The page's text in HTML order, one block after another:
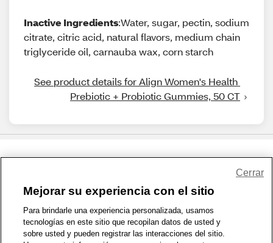
Inactive Ingredients:Water, sugar, pectin, sodium
citrate, citric acid, natural flavors, medium chain
triglyceride oil, carnauba wax, corn starch
See product details for Align Women's Health
Prebiotic + Probiotic Gummies, 50 CT
1-800-679-9691 | Contáctenos | Términos de Uso | Accesibilidad
Política de Privacidad | WA Privacy Policy | Mapa del sitio
Zona de Bienestar | © 1999 - 2026 CVS.com
Mejorar su experiencia con el sitio
Para brindarle una experiencia personalizada, usamos
tecnologías en este sitio que recopilan datos de usted y
sobre usted y pueden registrar las interacciones del sitio.
Cerrar